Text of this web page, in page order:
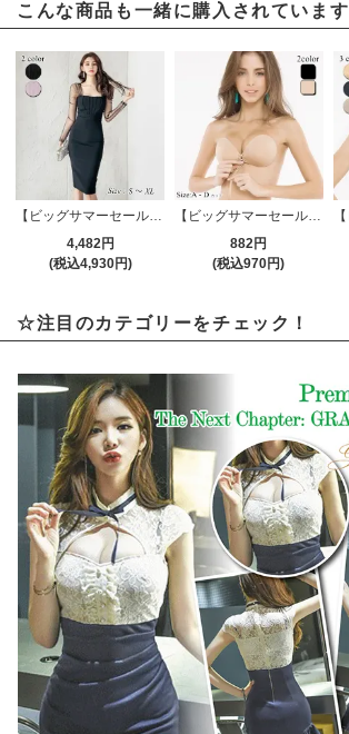
こんな商品も一緒に購入されています
【ビッグサマーセール対象品】シアー袖で全体が華奢見えするドッキングワンピース(キャバドレス・CABARETDRESS)
4,482円
(税込4,930円)
【ビッグサマーセール対象品】バストが盛れるヌードブラ(NUDEBRA)
882円
(税込970円)
☆注目のカテゴリーをチェック！